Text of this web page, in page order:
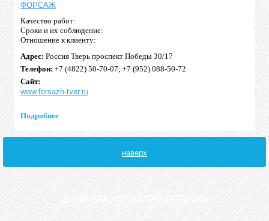
ФОРСАЖ
Качество работ:
Сроки и их соблюдение:
Отношение к клиенту:
Адрес: Россия Тверь проспект Победы 30/17
Телефон: +7 (4822) 50-70-07; +7 (952) 088-50-72
Сайт:
www.forsazh-tver.ru
Подробнее
наверх
ДО НАЧАЛА МОТОСЕЗОНА ОСТАЛОСЬ